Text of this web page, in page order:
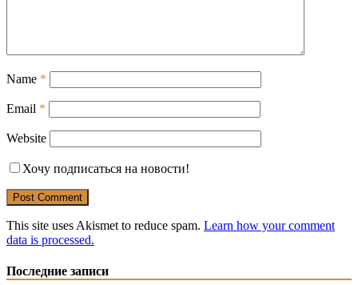
Name *
Email *
Website
Хочу подписаться на новости!
This site uses Akismet to reduce spam. Learn how your comment
data is processed.
Последние записи